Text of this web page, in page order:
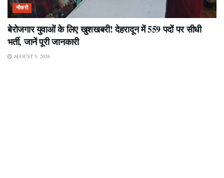
नौकरी
बेरोजगार युवाओं के लिए खुशखबरी! देहरादून में 559 पदों पर सीधी
भर्ती, जानें पूरी जानकारी
AUGUST 5, 2026